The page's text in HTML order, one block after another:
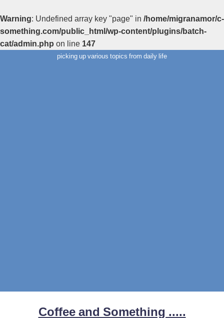
Warning: Undefined array key "page" in /home/migranamor/c-
something.com/public_html/wp-content/plugins/batch-
cat/admin.php on line 147
picking up various topics from daily life
Coffee and Something .....